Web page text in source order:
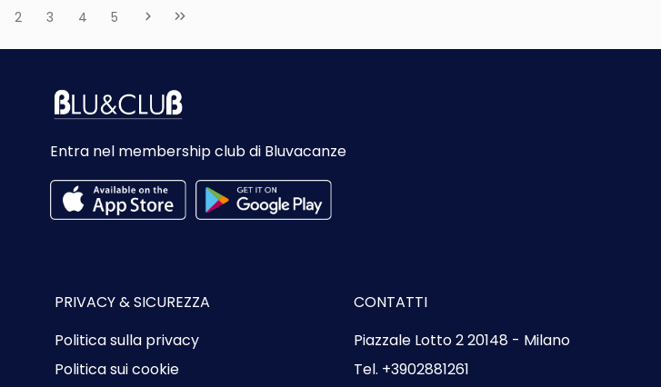
2 3 4 5
Entra nel membership club di Bluvacanze
PRIVACY & SICUREZZA
Politica sulla privacy
Politica sui cookie
CONTATTI
Piazzale Lotto 2 20148 - Milano
Tel. +3902881261